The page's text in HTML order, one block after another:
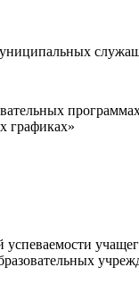
графиках»